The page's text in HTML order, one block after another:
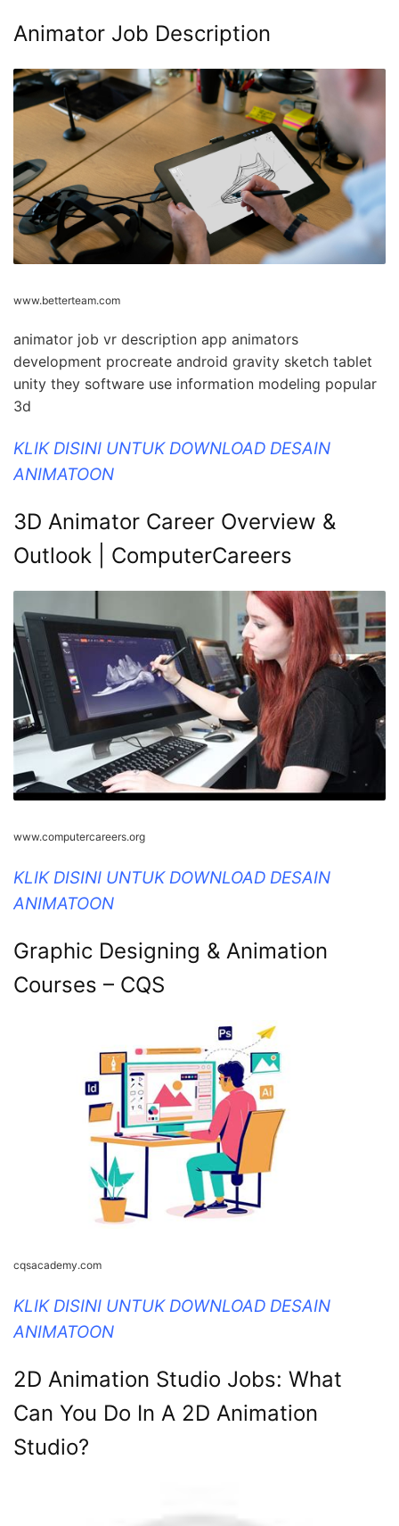
Animator Job Description
www.betterteam.com
animator job vr description app animators
development procreate android gravity sketch tablet
unity they software use information modeling popular
3d
KLIK DISINI UNTUK DOWNLOAD DESAIN
ANIMATOON
3D Animator Career Overview &
Outlook | ComputerCareers
www.computercareers.org
KLIK DISINI UNTUK DOWNLOAD DESAIN
ANIMATOON
Graphic Designing & Animation
Courses – CQS
cqsacademy.com
KLIK DISINI UNTUK DOWNLOAD DESAIN
ANIMATOON
2D Animation Studio Jobs: What
Can You Do In A 2D Animation
Studio?